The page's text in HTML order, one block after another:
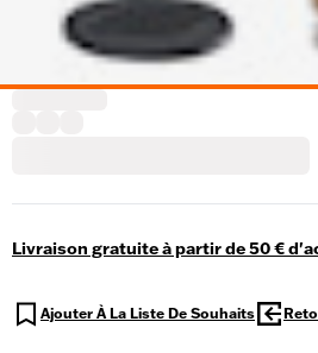
Livraison gratuite à partir de 50 €
Ajouter À La Liste De Souhaits